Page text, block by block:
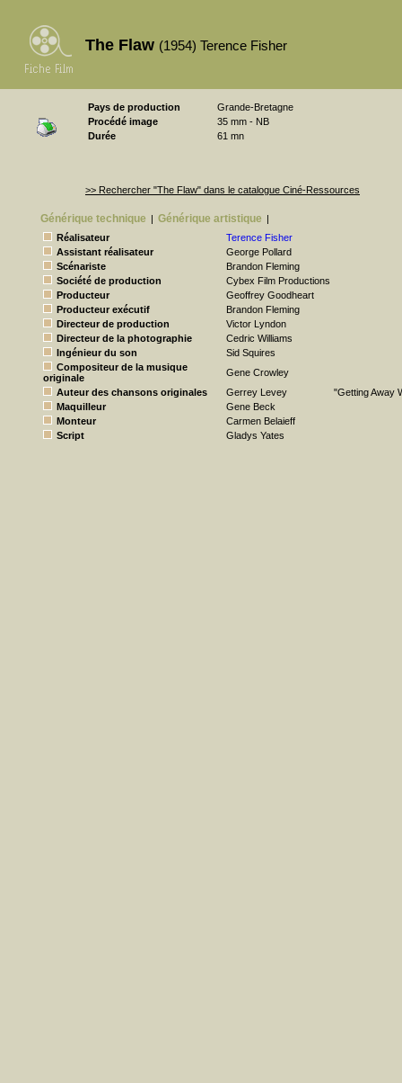
The Flaw (1954) Terence Fisher
Pays de production
Grande-Bretagne
Procédé image
35 mm - NB
Durée
61 mn
>> Rechercher "The Flaw" dans le catalogue Ciné-Ressources
Générique technique | Générique artistique |
Réalisateur
Terence Fisher
Assistant réalisateur
George Pollard
Scénariste
Brandon Fleming
Société de production
Cybex Film Productions
Producteur
Geoffrey Goodheart
Producteur exécutif
Brandon Fleming
Directeur de production
Victor Lyndon
Directeur de la photographie
Cedric Williams
Ingénieur du son
Sid Squires
Compositeur de la musique
originale
Gene Crowley
Auteur des chansons originales
Gerrey Levey
"Getting Away
Maquilleur
Gene Beck
Monteur
Carmen Belaieff
Script
Gladys Yates